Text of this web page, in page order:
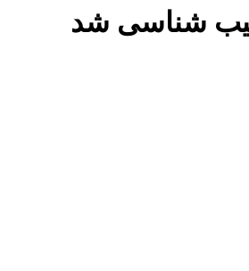
شناسی شد